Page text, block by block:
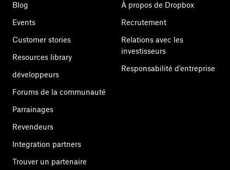
Blog
Events
Customer stories
Resources library
développeurs
Forums de la communauté
Parrainages
Revendeurs
Integration partners
Trouver un partenaire
À propos de Dropbox
Recrutement
Relations avec les
investisseurs
Responsabilité d’entreprise